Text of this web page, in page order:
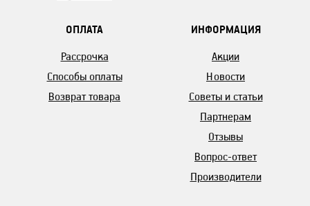
ОПЛАТА
Рассрочка
Способы оплаты
Возврат товара
ИНФОРМАЦИЯ
Акции
Новости
Советы и статьи
Партнерам
Отзывы
Вопрос-ответ
Производители